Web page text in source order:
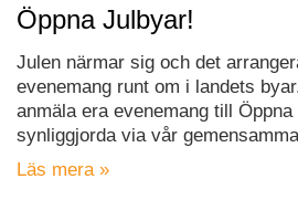
Öppna Julbyar!
Julen närmar sig och det
evenemang runt om i landets
anmäla era evenemang till
synliggjorda via vår
Läs mera »